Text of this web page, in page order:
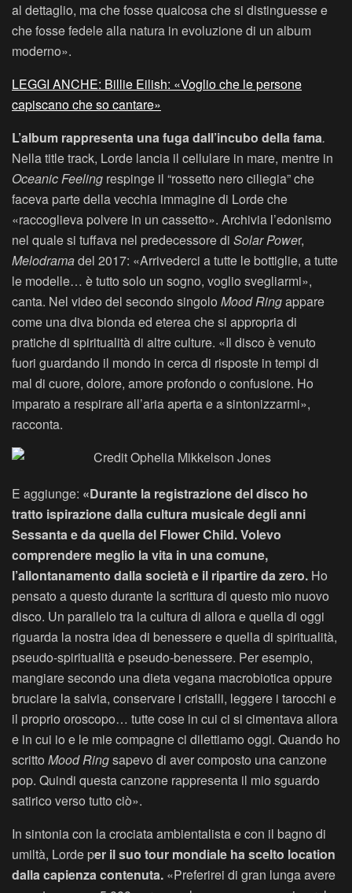
al dettaglio, ma che fosse qualcosa che si distinguesse e
che fosse fedele alla natura in evoluzione di un album
moderno».
LEGGI ANCHE: Billie Eilish: «Voglio che le persone
capiscano che so cantare»
L’album rappresenta una fuga dall’incubo della fama.
Nella title track, Lorde lancia il cellulare in mare, mentre in
Oceanic Feeling respinge il “rossetto nero ciliegia” che
faceva parte della vecchia immagine di Lorde che
«raccoglieva polvere in un cassetto». Archivia l’edonismo
nel quale si tuffava nel predecessore di Solar Power,
Melodramadel 2017: «Arrivederci a tutte le bottiglie, a tutte
le modelle… è tutto solo un sogno, voglio svegliarmi»,
canta. Nel video del secondo singolo Mood Ringappare
come una diva bionda ed eterea che si appropria di
pratiche di spiritualità di altre culture. «Il disco è venuto
fuori guardando il mondo in cerca di risposte in tempi di
mal di cuore, dolore, amore profondo o confusione. Ho
imparato a respirare all’aria aperta e a sintonizzarmi»,
racconta.
E aggiunge: «Durante la registrazione del disco ho
tratto ispirazione dalla cultura musicale degli anni
Sessanta e da quella del Flower Child. Volevo
comprendere meglio la vita in una comune,
l’allontanamento dalla società e il ripartire da zero. Ho
pensato a questo durante la scrittura di questo mio nuovo
disco. Un parallelo tra la cultura di allora e quella di oggi
riguarda la nostra idea di benessere e quella di spiritualità,
pseudo-spiritualità e pseudo-benessere. Per esempio,
mangiare secondo una dieta vegana macrobiotica oppure
bruciare la salvia, conservare i cristalli, leggere i tarocchi e
il proprio oroscopo… tutte cose in cui ci si cimentava allora
e in cui io e le mie compagne ci dilettiamo oggi. Quando ho
scritto Mood Ringsapevo di aver composto una canzone
pop. Quindi questa canzone rappresenta il mio sguardo
satirico verso tutto ciò».
In sintonia con la crociata ambientalista e con il bagno di
umiltà, Lorde per il suo tour mondiale ha scelto location
dalla capienza contenuta. «Preferirei di gran lunga avere